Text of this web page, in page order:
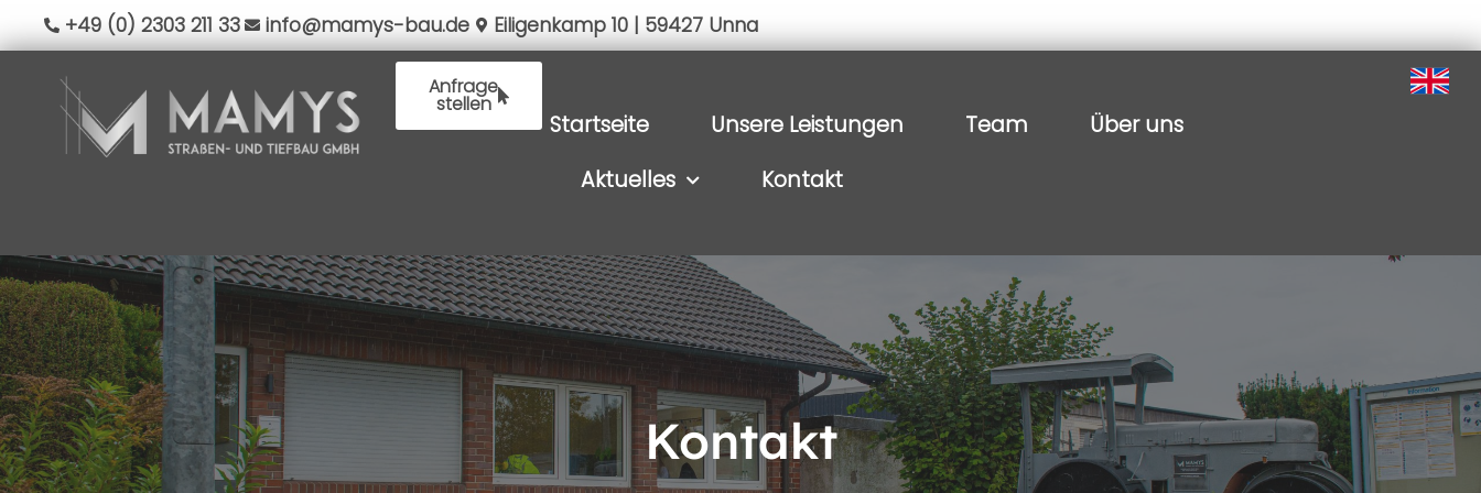
+49 (0) 2303 211 33 info@mamys-bau.de Eiligenkamp 10 | 59427 Unna
Anfrage
stellen
Startseite Unsere Leistungen Team
Über uns
Aktuelles
Kontakt
Kontakt